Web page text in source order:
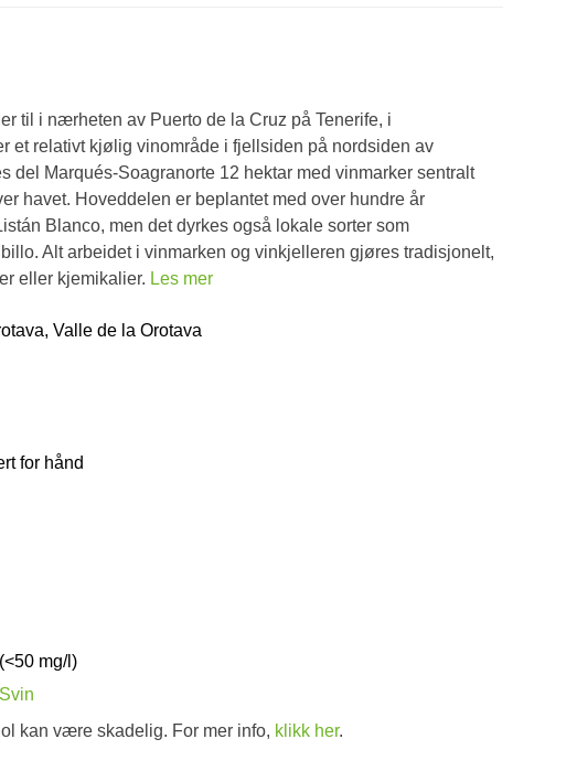
til i nærheten av Puerto de la Cruz på Tenerife, i
et relativt kjølig vinområde i fjellsiden på nordsiden av
del Marqués-Soagranorte 12 hektar med vinmarker sentralt
havet. Hoveddelen er beplantet med over hundre år
Blanco, men det dyrkes også lokale sorter som
Alt arbeidet i vinmarken og vinkjelleren gjøres tradisjonelt,
eller kjemikalier. Les mer
Valle de la Orotava
for hånd
mg/l)
Svin
kan være skadelig. For mer info, klikk her.